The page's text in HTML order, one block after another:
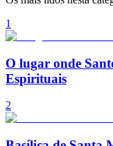
1
O lugar onde
Espirituais
2